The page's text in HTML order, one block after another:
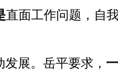
直面工作问题，自
发展。 岳平要求 ，